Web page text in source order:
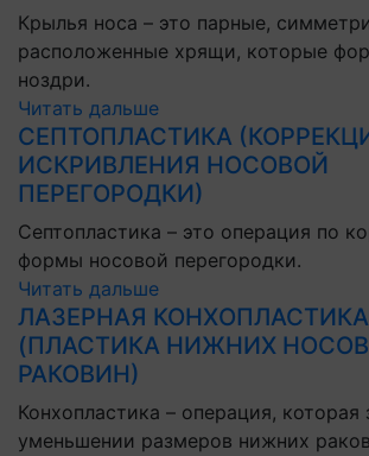
Крылья носа – это парные,
расположенные хрящи, которые
ноздри.
Читать дальше
СЕПТОПЛАСТИКА
ИСКРИВЛЕНИЯ НОСОВОЙ
ПЕРЕГОРОДКИ)
Септопластика – это операция по
формы носовой перегородки.
Читать дальше
ЛАЗЕРНАЯ КОНХОПЛАСТИКА
(ПЛАСТИКА НИЖНИХ
РАКОВИН)
Конхопластика – операция, которая
уменьшении размеров нижних